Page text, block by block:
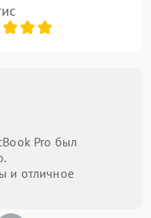
Pro был
и отличное